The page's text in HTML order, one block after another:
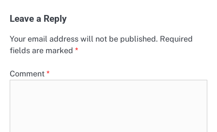
Leave a Reply
Your email address will not be published. Required
fields are marked *
Comment *